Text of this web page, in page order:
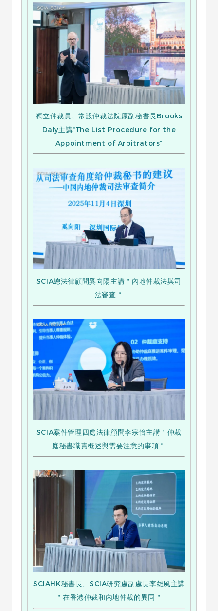
獨立仲裁員、常設仲裁法院原副秘書長Brooks
Daly主講“The List Procedure for the
Appointment of Arbitrators”
SCIA總法律顧問奚向陽主講＂內地仲裁法與司
法審查＂
SCIA案件管理四處法律顧問李宗怡主講＂仲裁
庭秘書職責概述與需要注意的事項＂
SCIAHK秘書長、SCIA研究處副處長李雄風主講
＂在香港仲裁和內地仲裁的異同＂